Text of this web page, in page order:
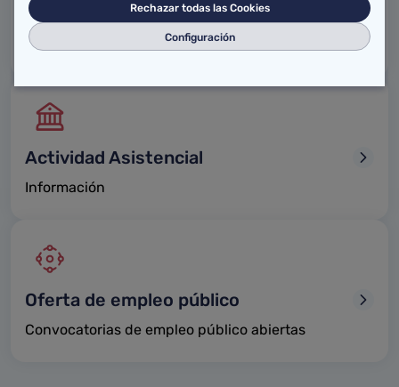
Salud alimentaria
Trámites, requisitos e información para empresas
Actividad Asistencial
Información
Oferta de empleo público
Convocatorias de empleo público abiertas
Rechazar todas las Cookies
Configuración